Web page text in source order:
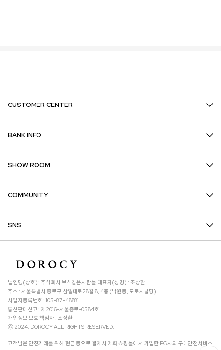
CUSTOMER CENTER
BANK INFO
SHOW ROOM
COMMUNITY
SNS
법인명(상호) : 주식회사 보석같은사람들 대표자(성명) : 조상환
주소 : 서울특별시 종로구 삼일대로28길 8, 4층 (낙원동, 도로시빌딩)
사업자등록번호 : 105-87-48881
통신판매신고 : 제2016-서울종로-0584호
개인정보 보호 책임자 : 조상환
ⓒ 2024. DOROCY ALL RIGHTS RESERVED.
고객님은 안전거래를 위해 현금 등으로 결제시 저희 쇼핑몰에서 가입한 PG사의 구매안전서비스